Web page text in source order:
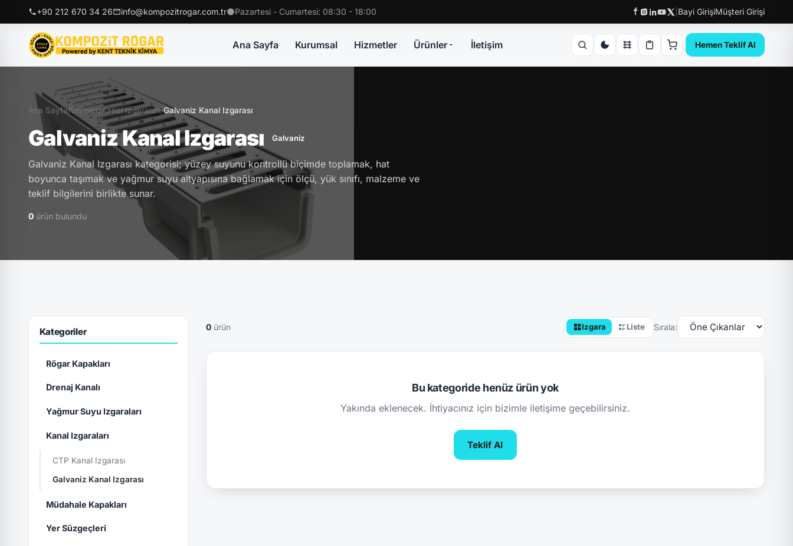
+90 212 670 34 26 info@kompozitrogar.com.tr Pazartesi - Cumartesi: 08:30 - 18:00 Bayi GirişiMüşteri Girişi
Ana Sayfa Kurumsal Hizmetler Ürünler İletişim Hemen Teklif Al
Ana Sayfa/Ürünler/Kanal Izgaraları/Galvaniz Kanal Izgarası
Galvaniz Kanal Izgarası Galvaniz
Galvaniz Kanal Izgarası kategorisi; yüzey suyunu kontrollü biçimde toplamak, hat
boyunca taşımak ve yağmur suyu altyapısına bağlamak için ölçü, yük sınıfı, malzeme ve
teklif bilgilerini birlikte sunar.
0 ürün bulundu
Kategoriler
Rögar Kapakları
Drenaj Kanalı
Yağmur Suyu Izgaraları
Kanal Izgaraları
CTP Kanal Izgarası
Galvaniz Kanal Izgarası
Müdahale Kapakları
Yer Süzgeçleri
0ürün Izgara Liste Sırala:
Bu kategoride henüz ürün yok
Yakında eklenecek. İhtiyacınız için bizimle iletişime geçebilirsiniz.
Teklif Al